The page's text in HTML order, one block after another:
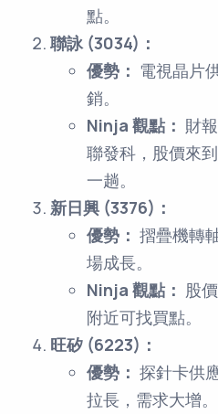
點。
聯詠 (3034)：
優勢： 電視晶片
銷。
Ninja 觀點： 財
聯發科，股價來
一趟。
新日興 (3376)：
優勢： 摺疊機轉
場成長。
Ninja 觀點： 股
附近可找買點。
旺矽 (6223)：
優勢： 探針卡供
拉長，需求大增。